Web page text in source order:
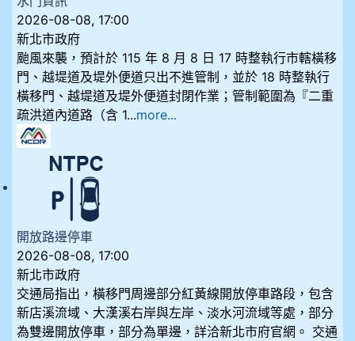
2026-08-08, 17:00
新北市政府
颱風來襲，預計於 115 年 8 月 8 日 17 時整執行市轄橫移
門、越堤道及堤外便道只出不進管制，並於 18 時整執行
橫移門、越堤道及堤外便道封閉作業；管制範圍為『二重
疏洪道內道路（含 1...more...
開放路邊停車
2026-08-08, 17:00
新北市政府
交通局指出，橫移門周邊部分紅黃線開放停車路段，包含
新店溪流域、大漢溪右岸與左岸、淡水河流域等處，部分
為雙邊開放停車，部分為單邊，詳洽新北市府官網。 交通